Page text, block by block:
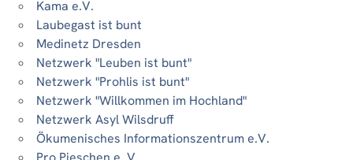
Kama e.V.
Laubegast ist bunt
Medinetz Dresden
Netzwerk "Leuben ist bunt"
Netzwerk "Prohlis ist bunt"
Netzwerk "Willkommen im Hochland"
Netzwerk Asyl Wilsdruff
Ökumenisches Informationszentrum e.V.